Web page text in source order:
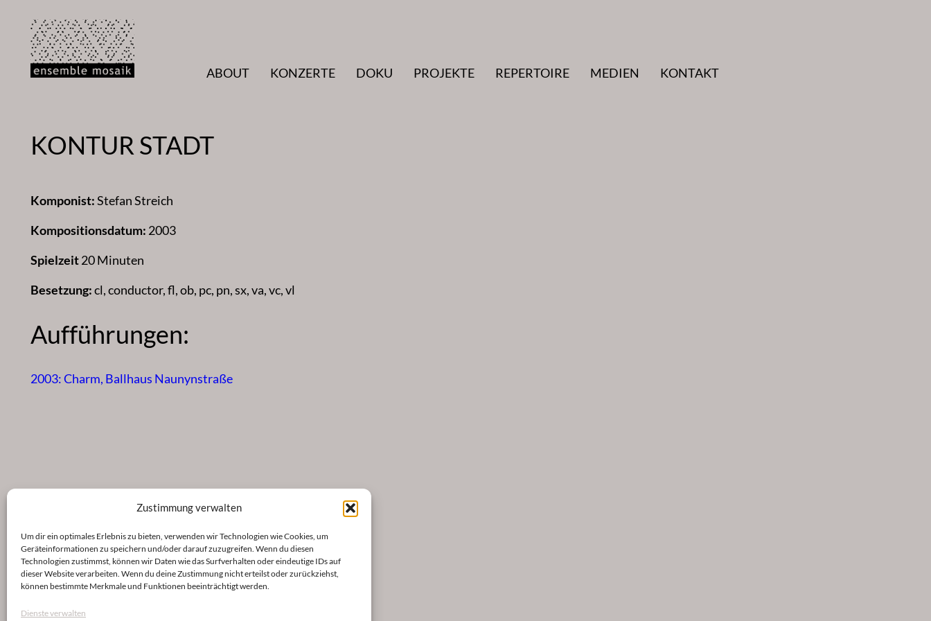
Zustimmung verwalten
Um dir ein optimales Erlebnis zu bieten, verwenden wir Technologien wie Cookies, um
Geräteinformationen zu speichern und/oder darauf zuzugreifen. Wenn du diesen
Technologien zustimmst, können wir Daten wie das Surfverhalten oder eindeutige IDs auf
dieser Website verarbeiten. Wenn du deine Zustimmung nicht erteilst oder zurückziehst,
können bestimmte Merkmale und Funktionen beeinträchtigt werden.
Dienste verwalten
Inhalt
springen
ABOUT
KONZERTE DOKU PROJEKTE REPERTOIRE MEDIEN KONTAKT
KONTUR STADT
Komponist:Stefan Streich
Kompositionsdatum: 2003
Spielzeit20 Minuten
Besetzung:cl, conductor, fl, ob, pc, pn, sx, va, vc, vl
Aufführungen:
2003: Charm, Ballhaus Naunynstraße